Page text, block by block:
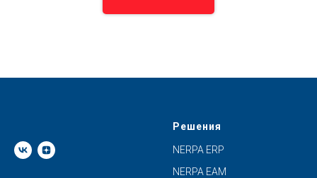
Решения
NERPA ERP
NERPA EAM